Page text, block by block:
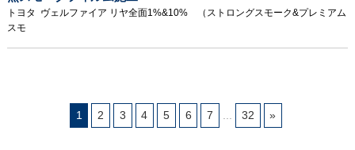
トヨタ ヴェルファイア リヤ全面1%&10% （ストロングスモーク&プレミアム
スモ
1 2 3 4 5 6 7 ... 32 »